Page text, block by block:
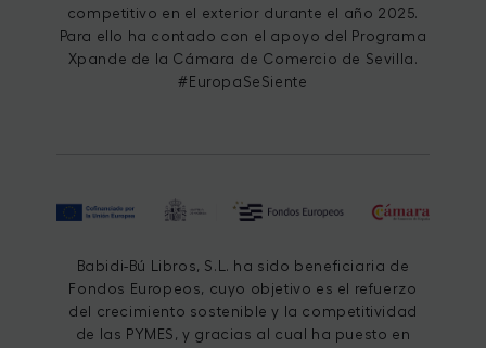
competitivo en el exterior durante el año 2025.
Para ello ha contado con el apoyo del Programa
Xpande de la Cámara de Comercio de Sevilla.
#EuropaSeSiente
Babidi-Bú Libros, S.L. ha sido beneficiaria de
Fondos Europeos, cuyo objetivo es el refuerzo
del crecimiento sostenible y la competitividad
de las PYMES, y gracias al cual ha puesto en